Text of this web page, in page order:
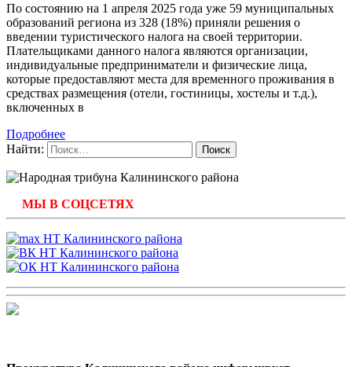
По состоянию на 1 апреля 2025 года уже 59 муниципальных
образований региона из 328 (18%) приняли решения о
введении туристического налога на своей территории.
Плательщиками данного налога являются организации,
индивидуальные предприниматели и физические лица,
которые предоставляют места для временного проживания в
средствах размещения (отели, гостиницы, хостелы и т.д.),
включенных в
Подробнее
Найти:
МЫ В СОЦСЕТЯХ